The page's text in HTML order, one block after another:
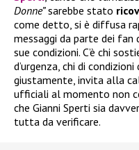
Donne”sarebbe stato
come detto, si è diffusa
messaggi da parte dei fan
sue condizioni. C’è chi
d’urgenza, chi di
giustamente, invita alla
ufficiali al momento non
che Gianni Sperti sia
tutta da verificare.